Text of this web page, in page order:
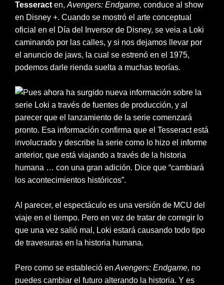
Tesseract en, Avengers: Endgame, conduce al show
en Disney +. Cuando se mostró el arte conceptual
oficial en el Día del Inversor de Disney, se veia a Loki
caminando por las calles, y si nos dejamos llevar por
el anuncio de jaws, la cual se estrenó en el 1975,
podemos darle rienda suelta a muchas teorías.
Pues ahora ha surgido nueva información sobre la
serie Loki a través de fuentes de producción, y al
parecer que el lanzamiento de la serie comenzará
pronto. Esa información confirma que el Tesseract está
involucrado y describe la serie como lo hizo el informe
anterior, que está viajando a través de la historia
humana … con una gran adición. Dice que “cambiará
los acontecimientos históricos”.
Al parecer, el espectáculo es una versión de MCU del
viaje en el tiempo. Pero en vez de tratar de corregir lo
que una vez salió mal, Loki estará causando todo tipo
de travesuras en la historia humana.
Pero como se estableció en Avengers: Endgame, no
puedes cambiar el futuro alterando la historia. Y es